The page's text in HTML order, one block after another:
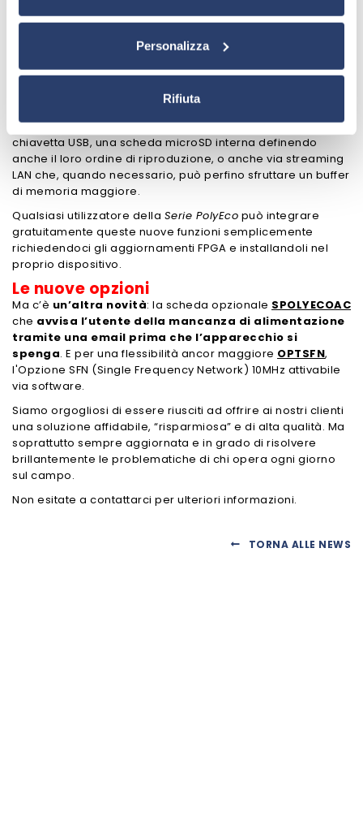
Personalizza
Rifiuta
revisione FPGA.
Flessibilità anche nei dettagli
ricco ventaglio di opzioni backup audio. Infatti, nel
caso in cui venisse a mancare la sorgente di modulazione,
alternativa con molte possibilità: file .mp3 salvati in una
chiavetta USB, una scheda microSD interna definendo
anche il loro ordine di riproduzione, o anche via streaming
LAN che, quando necessario, può perfino sfruttare un buffer
di memoria maggiore.
Qualsiasi utilizzatore della Serie PolyEco può integrare
gratuitamente queste nuove funzioni semplicemente
richiedendoci gli aggiornamenti FPGA e installandoli nel
proprio dispositivo.
Le nuove opzioni
Ma c’è un’altra novità: la scheda opzionale SPOLYECOAC
che avvisa l’utente della mancanza di alimentazione
tramite una email prima che l’apparecchio si
spenga. E per una flessibilità ancor maggiore OPTSFN,
l'Opzione SFN (Single Frequency Network) 10MHz attivabile
via software.
Siamo orgogliosi di essere riusciti ad offrire ai nostri clienti
una soluzione affidabile, “risparmiosa” e di alta qualità. Ma
soprattutto sempre aggiornata e in grado di risolvere
brillantemente le problematiche di chi opera ogni giorno
sul campo.
Non esitate a contattarci per ulteriori informazioni.
TORNA ALLE NEWS